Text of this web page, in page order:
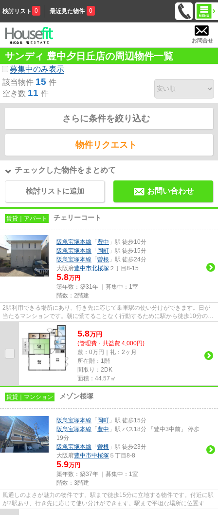
検討リスト 0 最近見た物件 0
お問合せ
サンディ 豊中夕日丘店の周辺物件一覧
募集中のみ表示
該当物件 15 件
空き数 11 件
さらに条件を絞り込む
物件リクエスト
チェックした物件をまとめて
検討リストに追加 お問い合わせ
賃貸｜アパート チェリーコート
阪急宝塚本線 「 豊中 」駅 徒歩10分
阪急宝塚本線 「 岡町 」駅 徒歩15分
阪急宝塚本線 「 曽根 」駅 徒歩24分
大阪府豊中市北桜塚 ２丁目8-15
5.8万円
築年数：築31年 ｜募集中： 1室
階数：2階建
2駅利用できる場所にあり、行き先に応じて乗車駅の使い分けができます。日が
当たるマンションです。朝に慌てることなく行動するために駅から徒歩10分の駅
近マンションはいかがでしょう...
5.8万円
(管理費・共益費 4,000円)
敷：0万円｜礼：2ヶ月
所在階：1階
間取り：2DK
面積：44.57㎡
賃貸｜マンション メゾン桜塚
阪急宝塚本線 「 岡町 」駅 徒歩15分
阪急宝塚本線 「 豊中 」駅 バス18分 「豊中3中前」 停歩
19分
阪急宝塚本線 「 曽根 」駅 徒歩23分
大阪府豊中市中桜塚 ５丁目8-8
5.9万円
築年数：築37年 ｜募集中： 1室
階数：3階建
風通しのよさが魅力の物件です。駅まで徒歩15分に立地する物件です。付近に駅
が2駅あり、行き先に応じて使い分けができます。駅まで平坦な場所に位置する